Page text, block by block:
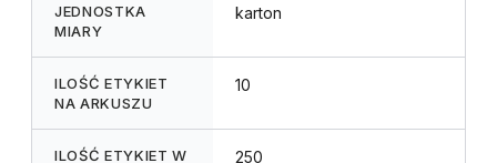
JEDNOSTKA
MIARY
karton
ILOŚĆ ETYKIET
NA ARKUSZU
10
ILOŚĆ ETYKIET W
250